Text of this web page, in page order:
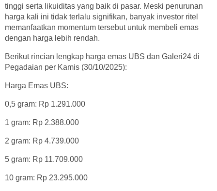
tinggi serta likuiditas yang baik di pasar. Meski penurunan
harga kali ini tidak terlalu signifikan, banyak investor ritel
memanfaatkan momentum tersebut untuk membeli emas
dengan harga lebih rendah.
Berikut rincian lengkap harga emas UBS dan Galeri24 di
Pegadaian per Kamis (30/10/2025):
Harga Emas UBS:
0,5 gram: Rp 1.291.000
1 gram: Rp 2.388.000
2 gram: Rp 4.739.000
5 gram: Rp 11.709.000
10 gram: Rp 23.295.000